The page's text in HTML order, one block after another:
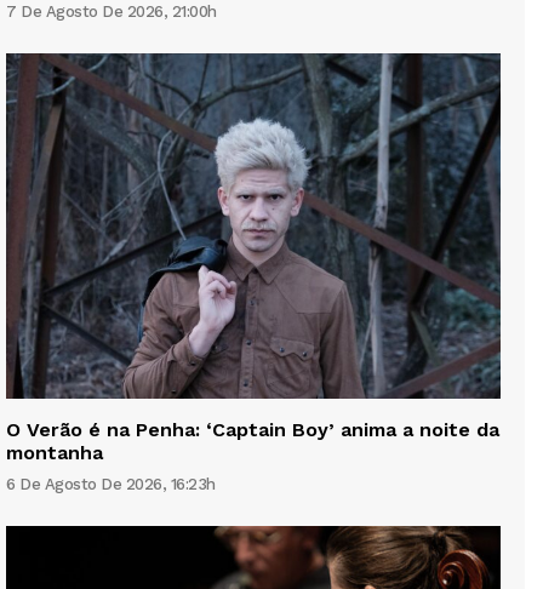
7 De Agosto De 2026, 21:00h
O Verão é na Penha: ‘Captain Boy’ anima a noite da
montanha
6 De Agosto De 2026, 16:23h